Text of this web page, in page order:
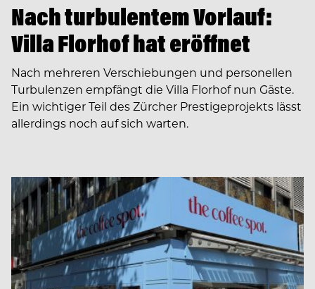
Nach turbulentem Vorlauf:
Villa Florhof hat eröffnet
Nach mehreren Verschiebungen und personellen
Turbulenzen empfängt die Villa Florhof nun Gäste.
Ein wichtiger Teil des Zürcher Prestigeprojekts lässt
allerdings noch auf sich warten.